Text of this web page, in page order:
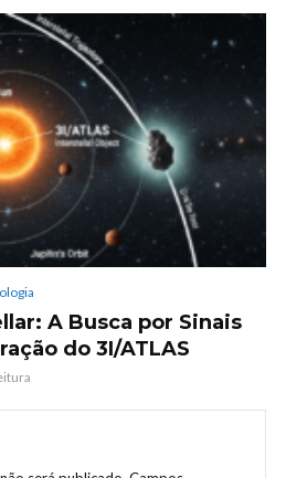
A Busca por Sinais
do 3I/ATLAS